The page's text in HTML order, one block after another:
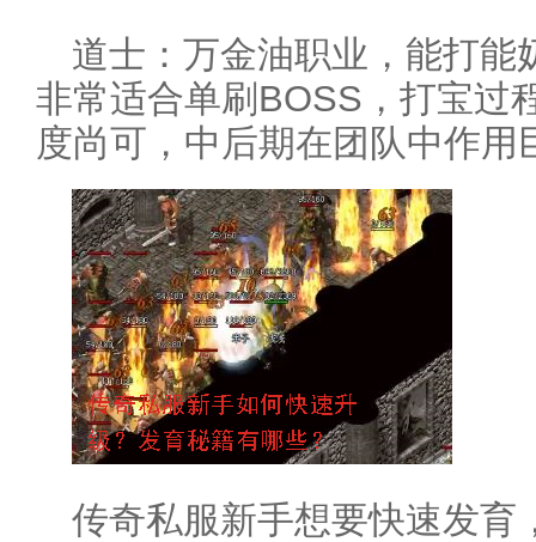
道士：万金油职业，能打能
非常适合单刷BOSS，打宝过
度尚可，中后期在团队中作用
传奇私服新手想要快速发育